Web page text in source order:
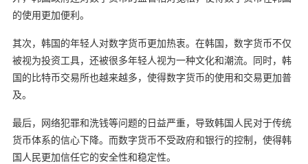
的使用更加便利。
其次，韩国的年轻人对数字货币更加热衷。在韩国，数字货币不仅
被视为投资工具，还被很多年轻人视为一种文化和潮流。同时，韩
国的比特币交易所也越来越多，使得数字货币的使用和交易更加普
及。
最后，网络犯罪和洗钱等问题的日益严重，导致韩国人民对于传统
货币体系的信心下降。而数字货币不受政府和银行的控制，使得韩
国人民更加信任它的安全性和稳定性。